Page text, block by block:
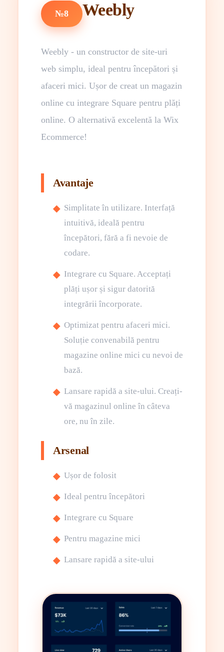
№8 Weebly
Weebly - un constructor de site-uri
web simplu, ideal pentru începători și
afaceri mici. Ușor de creat un magazin
online cu integrare Square pentru plăți
online. O alternativă excelentă la Wix
Ecommerce!
Avantaje
Simplitate în utilizare. Interfață
intuitivă, ideală pentru
începători, fără a fi nevoie de
codare.
Integrare cu Square. Acceptați
plăți ușor și sigur datorită
integrării încorporate.
Optimizat pentru afaceri mici.
Soluție convenabilă pentru
magazine online mici cu nevoi de
bază.
Lansare rapidă a site-ului. Creați-
vă magazinul online în câteva
ore, nu în zile.
Arsenal
Ușor de folosit
Ideal pentru începători
Integrare cu Square
Pentru magazine mici
Lansare rapidă a site-ului